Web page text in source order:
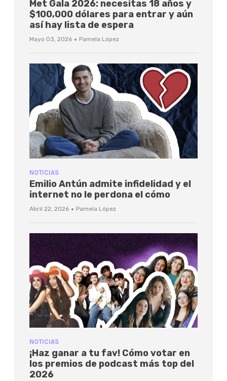
Met Gala 2026: necesitas 18 años y
$100,000 dólares para entrar y aún
así hay lista de espera
Mayo 03, 2026 · Pamela López
NOTICIAS
Emilio Antún admite infidelidad y el
internet no le perdona el cómo
Abril 22, 2026 · Pamela López
NOTICIAS
¡Haz ganar a tu fav! Cómo votar en
los premios de podcast más top del
2026